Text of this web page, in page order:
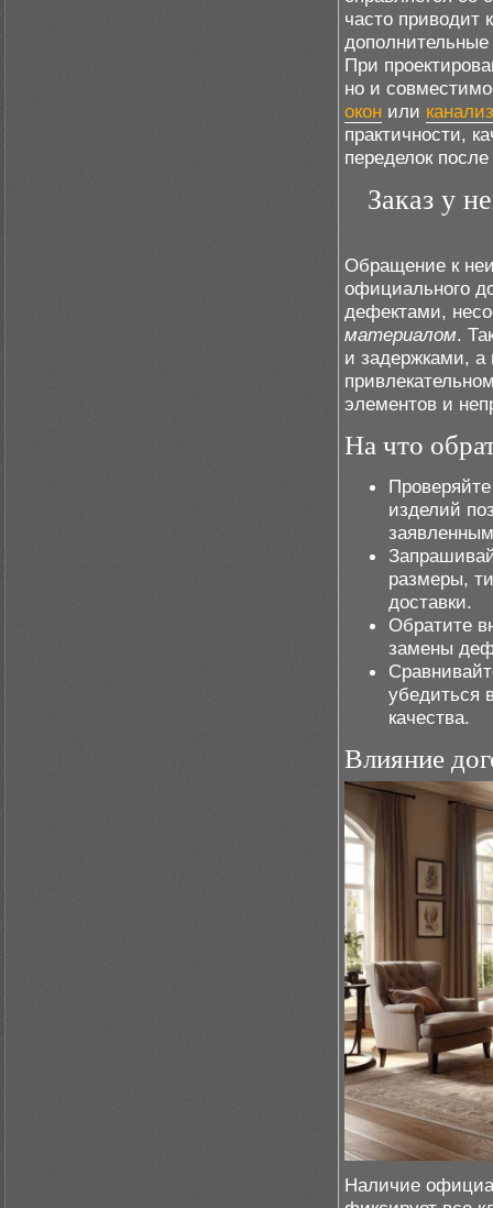
часто приводит
При
но и
окон или
практичности,
переделок
Заказ у
Обращение к
официального
дефектами,
материалом.
и задержками, а
элементов и
На что
изделий
размеры,
доставки.
Обратите
замены
убедиться
качества.
Влияние
Наличие